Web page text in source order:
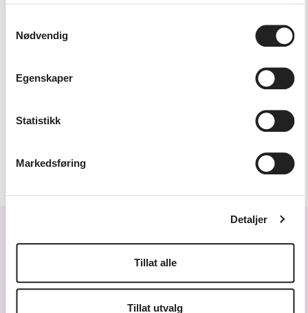
Nødvendig
Egenskaper
Statistikk
Markedsføring
Detaljer
Tillat alle
Tillat utvalg
<div>Kr. 2.000,-</div>
SPWI Tree
Detail